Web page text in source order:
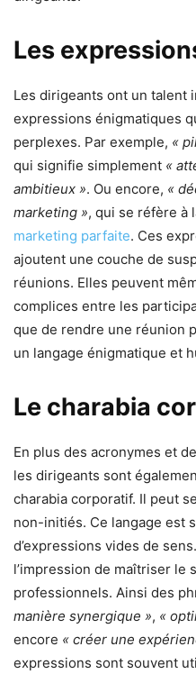
Les
Les dirigeants ont un talent
expressions énigmatiques
perplexes. Par exemple, «
qui signifie simplement «
ambitieux ». Ou encore, «
marketing », qui se réfère à
marketing parfaite. Ces
ajoutent une couche de
réunions. Elles peuvent
complices entre les
que de rendre une réunion
un langage énigmatique et
Le charabia
En plus des acronymes et
les dirigeants sont
charabia corporatif. Il peut
non-initiés. Ce langage est
d’expressions vides de
l’impression de maîtriser le
professionnels. Ainsi des
manière synergique », «
encore « créer une
expressions sont souvent